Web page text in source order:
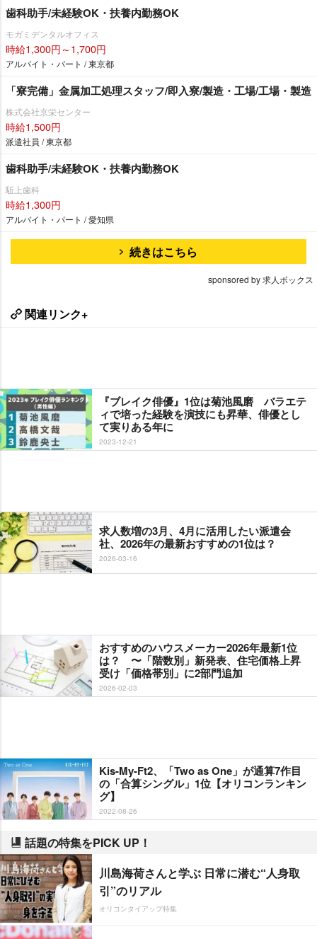
歯科助手/未経験OK・扶養内勤務OK
モガミデンタルオフィス
時給1,300円～1,700円
アルバイト・パート / 東京都
「寮完備」金属加工処理スタッフ/即入寮/製造・工場/工場・製造
株式会社京栄センター
時給1,500円
派遣社員 / 東京都
歯科助手/未経験OK・扶養内勤務OK
駈上歯科
時給1,300円
アルバイト・パート / 愛知県
続きはこちら
sponsored by 求人ボックス
関連リンク+
『ブレイク俳優』1位は菊池風磨 バラエテ
ィで培った経験を演技にも昇華、俳優とし
て実りある年に
2023-12-21
求人数増の3月、4月に活用したい派遣会
社、2026年の最新おすすめの1位は？
2026-03-16
おすすめのハウスメーカー2026年最新1位
は？ 〜「階数別」新発表、住宅価格上昇
受け「価格帯別」に2部門追加
2026-02-03
Kis-My-Ft2、「Two as One」が通算7作目
の「合算シングル」1位【オリコンランキン
グ】
2022-08-26
話題の特集をPICK UP！
川島海荷さんと学ぶ 日常に潜む“人身取
引”のリアル
オリコンタイアップ特集